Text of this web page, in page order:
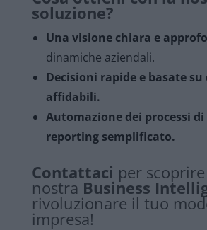
soluzione?
Una visione chiara e
dinamiche aziendali.
Decisioni rapide e basate su
affidabili.
Automazione dei processi
reporting semplificato.
Contattaci per
nostra Business
rivoluzionare il tuo
impresa!